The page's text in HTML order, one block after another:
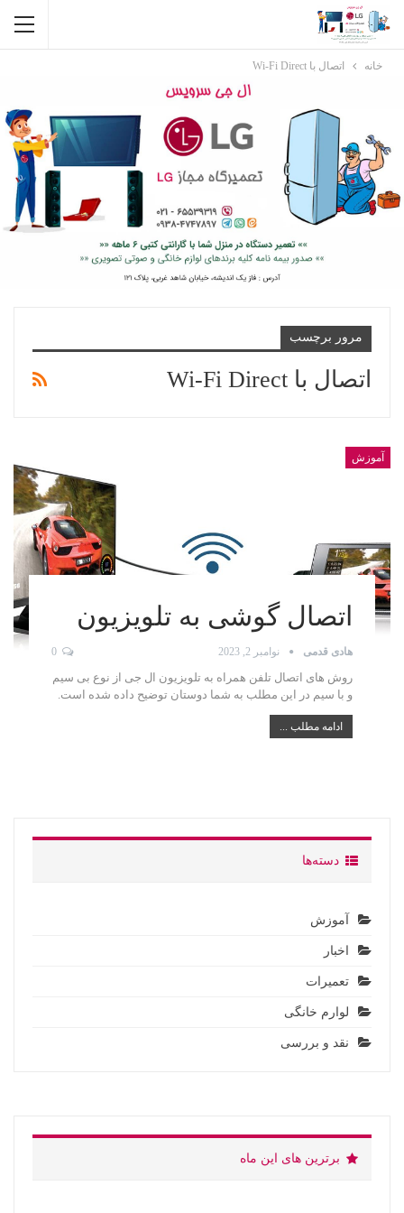
خانه اتصال با Wi-Fi Direct
مرور برچسب
اتصال با Wi-Fi Direct
آموزش
اتصال گوشی به تلویزیون
هادی قدمی نوامبر 2, 2023 0
روش های اتصال تلفن همراه به تلویزیون ال جی از نوع بی سیم
و با سیم در این مطلب به شما دوستان توضیح داده شده است.
ادامه مطلب ...
دسته‌ها
آموزش
اخبار
تعمیرات
لوارم خانگی
نقد و بررسی
برترین های این ماه